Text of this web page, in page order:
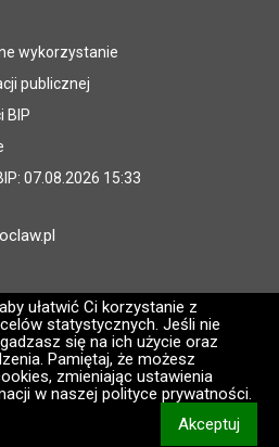
ułatwić Ci korzystanie z
statystycznych. Jeśli nie
się na ich użycie oraz
Pamiętaj, że możesz
zmieniając ustawienia
w naszej polityce prywatności.
Akceptuj
wykorzystanie
publicznej
BIP
07.08.2026 15:33
jest: ARAW